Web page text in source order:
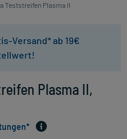
Teststreifen Plasma II
Versand* ab 19€
Plasma II,